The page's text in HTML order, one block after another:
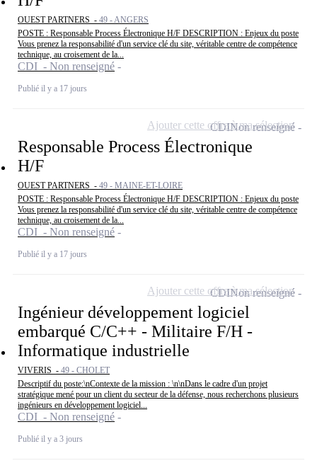
OUEST PARTNERS - 49 - ANGERS
POSTE : Responsable Process Électronique H/F DESCRIPTION : Enjeux du poste
Vous prenez la responsabilité d'un service clé du site, véritable centre de compétence
technique, au croisement de la...
CDI - Non renseigné
Publié il y a 17 jours
Responsable Process Électronique
H/F
OUEST PARTNERS - 49 - MAINE-ET-LOIRE
POSTE : Responsable Process Électronique H/F DESCRIPTION : Enjeux du poste
Vous prenez la responsabilité d'un service clé du site, véritable centre de compétence
technique, au croisement de la...
CDI - Non renseigné
Publié il y a 17 jours
CDINon renseigné
Ajouter cette offre à ma sélection
Ingénieur développement logiciel
embarqué C/C++ - Militaire F/H -
Informatique industrielle
VIVERIS - 49 - CHOLET
Descriptif du poste:\nContexte de la mission : \n\nDans le cadre d'un projet
stratégique mené pour un client du secteur de la défense, nous recherchons plusieurs
ingénieurs en développement logiciel...
CDI - Non renseigné
Publié il y a 3 jours
CDINon renseigné
Ajouter cette offre à ma sélection